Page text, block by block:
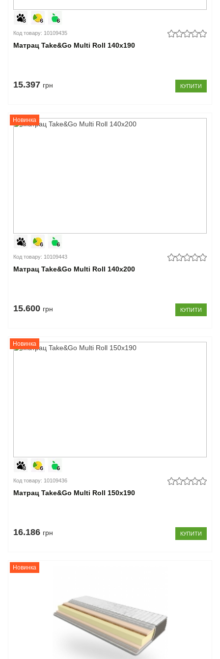
Код товару: 10109435
Матрац Take&Go Multi Roll 140x190
15.397 грн КУПИТИ
Новинка
Код товару: 10109443
Матрац Take&Go Multi Roll 140x200
15.600 грн КУПИТИ
Новинка
Код товару: 10109436
Матрац Take&Go Multi Roll 150x190
16.186 грн КУПИТИ
Новинка